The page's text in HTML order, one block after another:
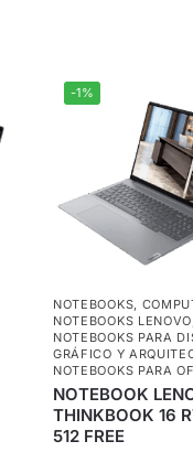
-1%
NOTEBOOKS,
NOTEBOOKS LENOVO
NOTEBOOKS PARA
GRÁFICO Y
NOTEBOOKS PARA
NOTEBOOK
THINKBOOK 16
512 FREE